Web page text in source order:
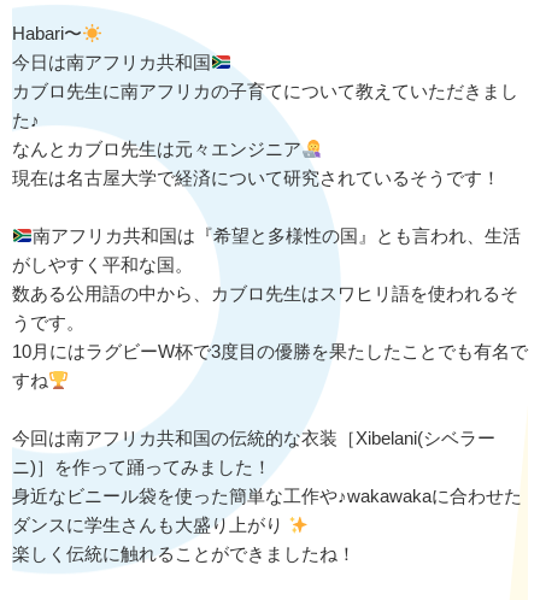
Habari〜
今日は南アフリカ共和国
カブロ先生に南アフリカの子育てについて教えていただきまし
た♪
なんとカブロ先生は元々エンジニア
現在は名古屋大学で経済について研究されているそうです！
南アフリカ共和国は『希望と多様性の国』とも言われ、生活
がしやすく平和な国。
数ある公用語の中から、カブロ先生はスワヒリ語を使われるそ
うです。
10月にはラグビーW杯で3度目の優勝を果たしたことでも有名で
すね
今回は南アフリカ共和国の伝統的な衣装［Xibelani(シベラー
ニ)］を作って踊ってみました！
身近なビニール袋を使った簡単な工作や♪wakawakaに合わせた
ダンスに学生さんも大盛り上がり
楽しく伝統に触れることができましたね！